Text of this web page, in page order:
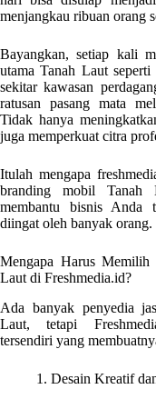
menjangkau ribuan orang
Bayangkan, setiap kali
utama Tanah Laut
sekitar kawasan
ratusan pasang mata
Tidak hanya
juga memperkuat citra
Itulah mengapa
branding mobil Tanah
membantu bisnis Anda
diingat oleh banyak orang.
Mengapa Harus
Laut di Freshmedia.id?
Ada banyak penyedia
Laut, tetapi
tersendiri yang
1. Desain Kreatif